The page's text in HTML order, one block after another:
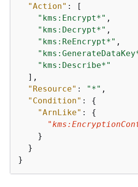
"Action" : [
"kms:Encrypt*" ,
"kms:Decrypt*" ,
"kms:ReEncrypt*" ,
"kms:Describe*"
  ],
"Resource" : "*" ,
"Condition" : {
"ArnLike" : {
    }
  }
}